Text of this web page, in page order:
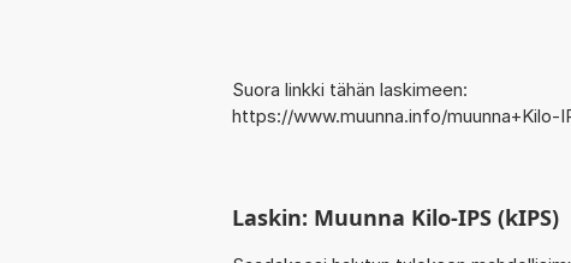
Suora linkki tähän laskimeen:
https://www.muunna.info/muunna+Kilo-
Laskin: Muunna Kilo-IPS (kIPS)